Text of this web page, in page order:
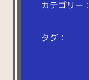
カテゴリー：
タグ：